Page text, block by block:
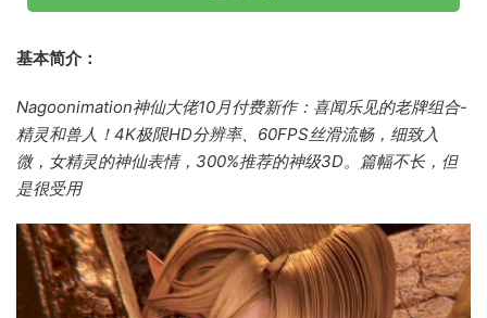
基本简介：
Nagoonimation神仙大佬10月付费新作：喜闻乐见的老牌组合-
精灵和兽人！4K极限HD分辨率、60FPS丝滑流畅，细致入
微，女精灵的神仙表情，300%推荐的神级3D。篇幅不长，但
是很受用